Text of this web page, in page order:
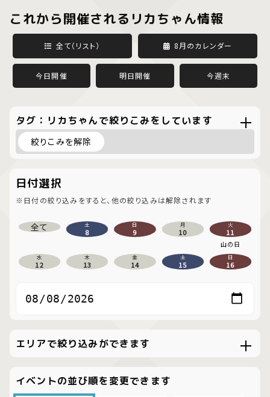
これから開催されるリカちゃん情報
全て（リスト） 8月のカレンダー
今日開催 明日開催 今週末
タグ：リカちゃんで絞りこみをしています
絞りこみを解除
日付選択
※日付の絞り込みをすると、他の絞り込みは解除されます
全て 土
8
日
9
月
10
火
11
山の日
水
12
木
13
金
14
土
15
日
16
エリアで絞り込みができます
イベントの並び順を変更できます